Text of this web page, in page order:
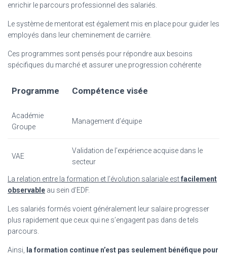
enrichir le parcours professionnel des salariés.
Le système de mentorat est également mis en place pour guider les
employés dans leur cheminement de carrière.
Ces programmes sont pensés pour répondre aux besoins
spécifiques du marché et assurer une progression cohérente
Programme Compétence visée
Académie
Groupe
Management d’équipe
VAE
Validation de l’expérience acquise dans le
secteur
La relation entre la formation et l’évolution salariale estfacilement
observable au sein d’EDF.
Les salariés formés voient généralement leur salaire progresser
plus rapidement que ceux qui ne s’engagent pas dans de tels
parcours.
Ainsi,
la formation continue n’est pas seulement bénéfique pour